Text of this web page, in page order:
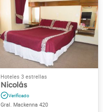
Nicolás
Gral. Mackenna 420